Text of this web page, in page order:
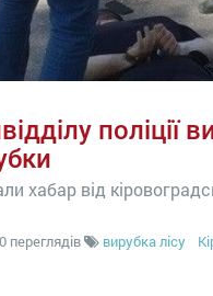
поліції
хабар від
переглядів вирубка лісу